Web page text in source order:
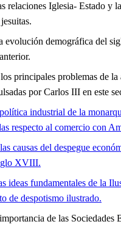
relaciones Iglesia- Estado y
evolución demográfica del
principales problemas de
por Carlos III en este
industrial de la
respecto al comercio con
causas del despegue
XVIII.
ideas fundamentales de la
de despotismo ilustrado.
de las Sociedades